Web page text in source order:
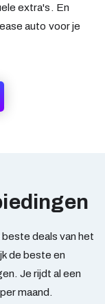
extra's. En
auto voor je
deals van het
de beste en
Je rijdt al een
maand.